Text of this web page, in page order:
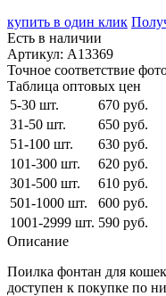
купить в один клик
Есть в наличии
Артикул: A13369
Точное соответствие
Таблица оптовых цен
5-30 шт.
670 руб.
31-50 шт.
650 руб.
51-100 шт.
630 руб.
101-300 шт.
620 руб.
301-500 шт.
610 руб.
501-1000 шт.
600 руб.
1001-2999 шт. 590 руб.
Описание
Поилка фонтан для
доступен к покупке по